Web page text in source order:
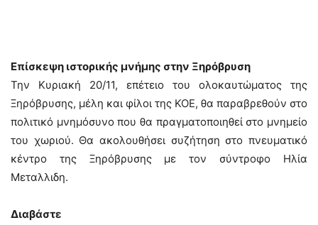
Επίσκεψη ιστορικής μνήμης στην Ξηρόβρυση
Την Κυριακή 20/11, επέτειο του ολοκαυτώματος της
Ξηρόβρυσης, μέλη και φίλοι της ΚΟΕ, θα παραβρεθούν στο
πολιτικό μνημόσυνο που θα πραγματοποιηθεί στο μνημείο
του χωριού. Θα ακολουθήσει συζήτηση στο πνευματικό
κέντρο της Ξηρόβρυσης με τον σύντροφο Ηλία
Μεταλλιδη.
Διαβάστε